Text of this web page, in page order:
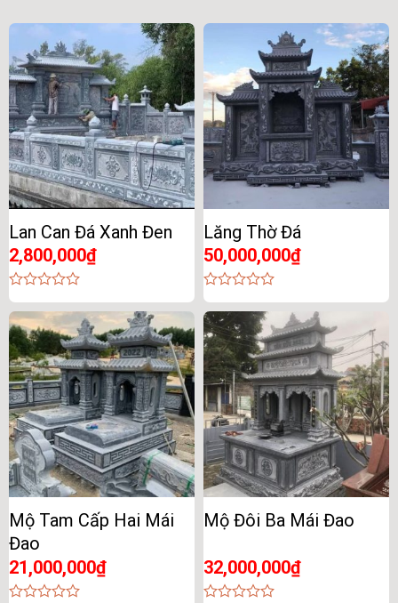
Lan Can Đá Xanh Đen
2,800,000₫
0
out
of
5
Lăng Thờ Đá
50,000,000₫
0
out
of
5
Mộ Tam Cấp Hai Mái
Đao
21,000,000₫
Mộ Đôi Ba Mái Đao
32,000,000₫